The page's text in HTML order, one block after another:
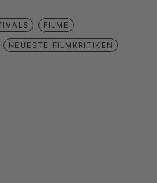
FILME
NEUESTE FILMKRITIKEN